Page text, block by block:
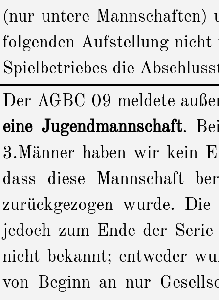
(nur untere Mannschaften)
folgenden Aufstellung nicht
Spielbetriebes die
Der AGBC 09 meldete
eine Jugendmannschaft.
3.Männer haben wir kein
dass diese Mannschaft
zurückgezogen wurde.
jedoch zum Ende der
nicht bekannt; entweder
von Beginn an nur